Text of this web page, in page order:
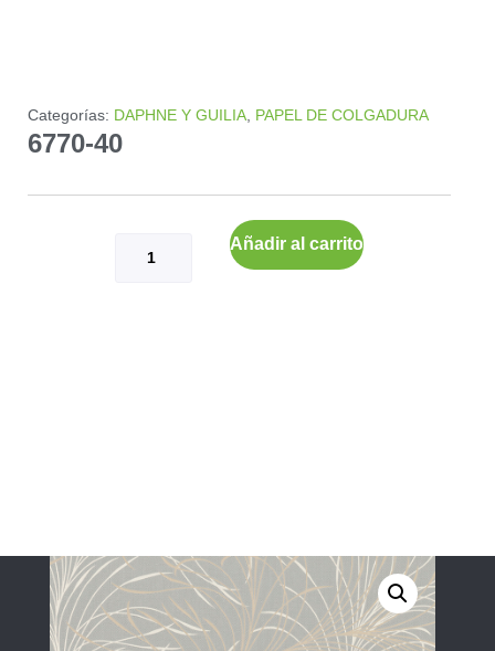
Categorías: DAPHNE Y GUILIA PAPEL DE COLGADURA
6770-40
Añadir al carrito